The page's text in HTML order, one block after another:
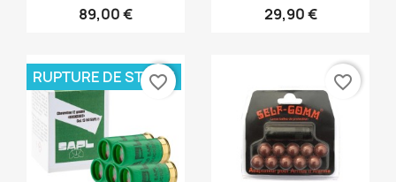
89,00 € 29,90 €
RUPTURE DE STOCK
favorite_border favorite_border